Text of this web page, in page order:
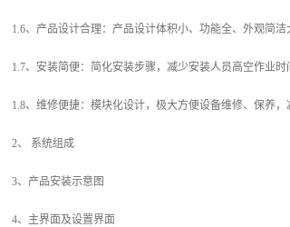
1.6、产品设计合理：产品设计体积小、功能全、外观简
1.7、安装简便：简化安装步骤，减少安装人员高空作业时
1.8、维修便捷：模块化设计，极大方便设备维修、保养，
2、 系统组成
3、产品安装示意图
4、主界面及设置界面